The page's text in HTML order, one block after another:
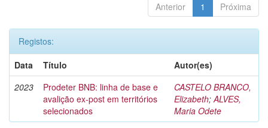
Anterior 1 Próxima
Registos:
Data
Título
Autor(es)
2023
Prodeter BNB: linha de base e
avalição ex-post em territórios
selecionados
CASTELO BRANCO,
Elizabeth;ALVES,
Maria Odete